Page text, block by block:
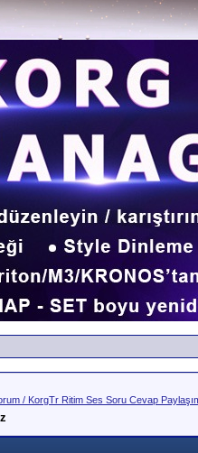
/ KorgTr Ritim Ses Soru Cevap